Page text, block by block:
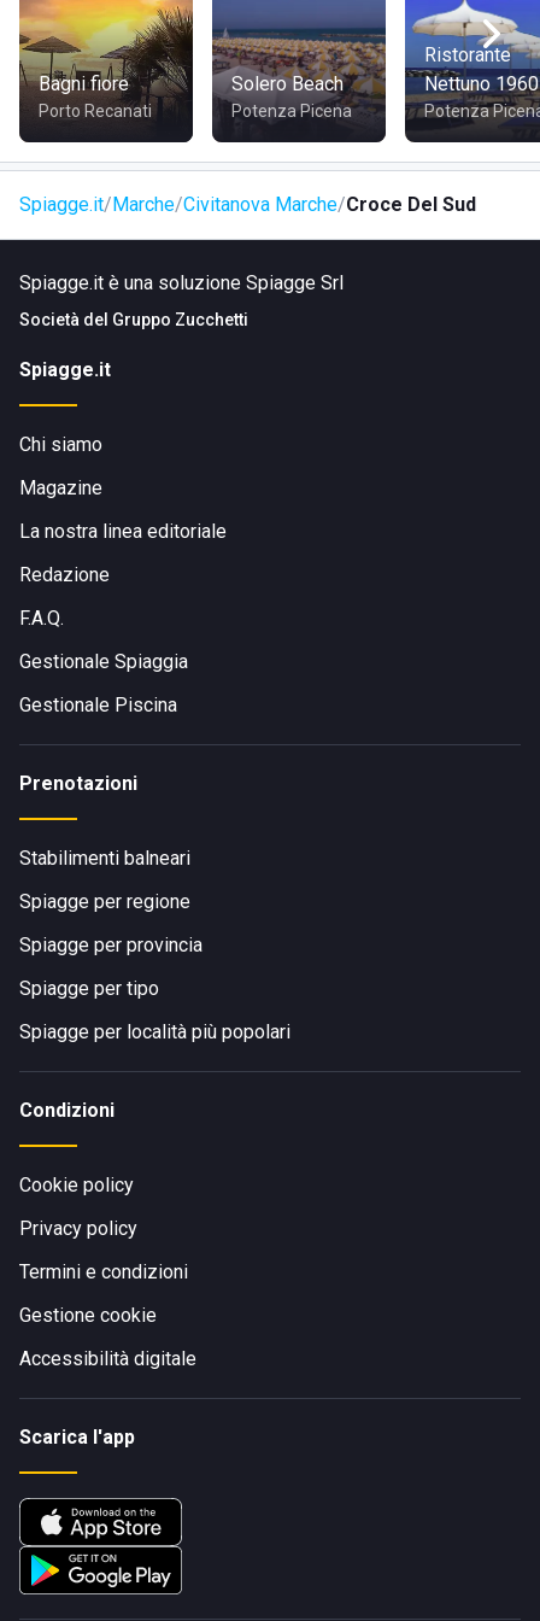
Bagni fiore
Porto Recanati
Solero Beach
Potenza Picena
Ristorante
Nettuno 1960
Potenza
Spiagge.it Marche Civitanova Marche Croce Del Sud
Spiagge.it è una soluzione Spiagge Srl
Società del Gruppo Zucchetti
Spiagge.it
Chi siamo
Magazine
La nostra linea editoriale
Redazione
F.A.Q.
Gestionale Spiaggia
Gestionale Piscina
Prenotazioni
Stabilimenti balneari
Spiagge per regione
Spiagge per provincia
Spiagge per tipo
Spiagge per località più popolari
Condizioni
Cookie policy
Privacy policy
Termini e condizioni
Gestione cookie
Accessibilità digitale
Scarica l'app